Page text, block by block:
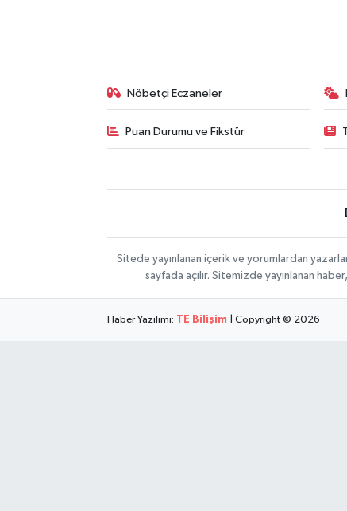
Nöbetçi Eczaneler
Puan Durumu ve Fikstür
Sitede yayınlanan içerik ve yorumlardan
sayfada açılır. Sitemizde yayınlanan
Haber Yazılımı: TE Bilişim | Copyright © 2026